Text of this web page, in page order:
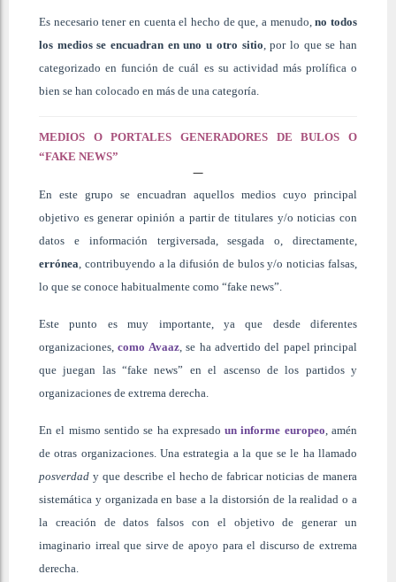
Es necesario tener en cuenta el hecho de que, a menudo, no todos
los medios se encuadran en uno u otro sitio , por lo que se han
categorizado en función de cuál es su actividad más prolífica o
bien se han colocado en más de una categoría.
MEDIOS O PORTALES GENERADORES DE BULOS O
“FAKE NEWS”
En este grupo se encuadran aquellos medios cuyo principal
objetivo es generar opinión a partir de titulares y/o noticias con
datos e información tergiversada, sesgada o, directamente,
errónea , contribuyendo a la difusión de bulos y/o noticias falsas,
lo que se conoce habitualmente como “fake news”.
Este punto es muy importante, ya que desde diferentes
organizaciones,como Avaaz, se ha advertido del papel principal
que juegan las “fake news” en el ascenso de los partidos y
organizaciones de extrema derecha.
En el mismo sentido se ha expresadoun informe europeo , amén
de otras organizaciones. Una estrategia a la que se le ha llamado
posverdad y que describe el hecho de fabricar noticias de manera
sistemática y organizada en base a la distorsión de la realidad o a
la creación de datos falsos con el objetivo de generar un
imaginario irreal que sirve de apoyo para el discurso de extrema
derecha.